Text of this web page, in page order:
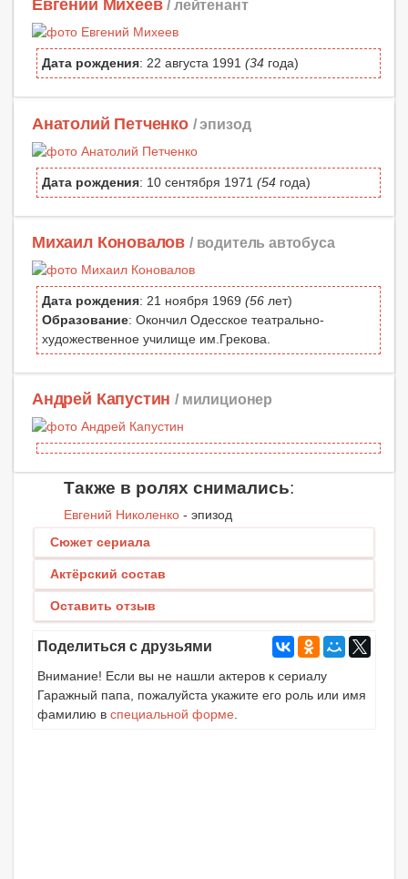
Евгений Михеев / лейтенант
Дата рождения: 22 августа 1991 (34 года)
Анатолий Петченко / эпизод
Дата рождения: 10 сентября 1971 (54 года)
Михаил Коновалов / водитель автобуса
Дата рождения: 21 ноября 1969 (56 лет)
Образование: Окончил Одесское театрально-
художественное училище им.Грекова.
Андрей Капустин / милиционер
Также в ролях снимались:
Евгений Николенко - эпизод
Сюжет сериала
Актёрский состав
Оставить отзыв
Поделиться с друзьями
Внимание! Если вы не нашли актеров к сериалу
Гаражный папа, пожалуйста укажите его роль или имя
фамилию в специальной форме